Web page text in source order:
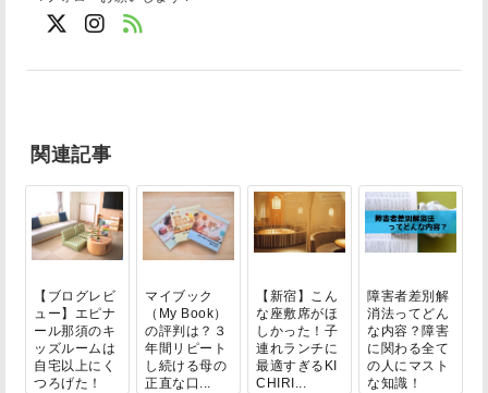
関連記事
【ブログレビ
ュー】エピナ
ール那須のキ
ッズルームは
自宅以上にく
つろげた！
マイブック
（My Book）
の評判は？３
年間リピート
し続ける母の
正直な口...
【新宿】こん
な座敷席がほ
しかった！子
連れランチに
最適すぎるKI
CHIRI...
障害者差別解
消法ってどん
な内容？障害
に関わる全て
の人にマスト
な知識！